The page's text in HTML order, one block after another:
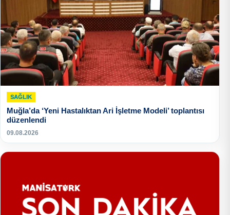
SAĞLIK
Muğla’da ‘Yeni Hastalıktan Ari İşletme Modeli’ toplantısı
düzenlendi
09.08.2026